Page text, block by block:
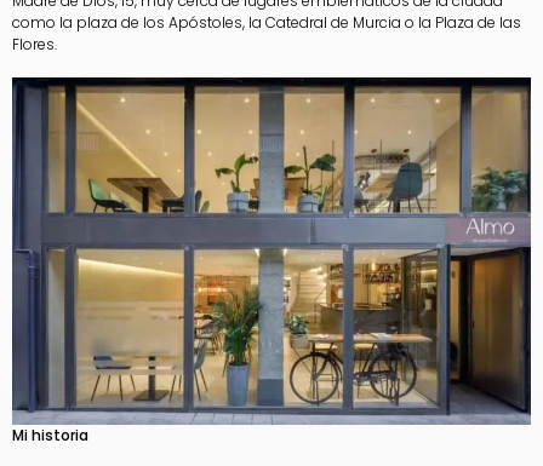
como la plaza de los Apóstoles, la Catedral de Murcia o la Plaza de las
Flores.
Mi historia